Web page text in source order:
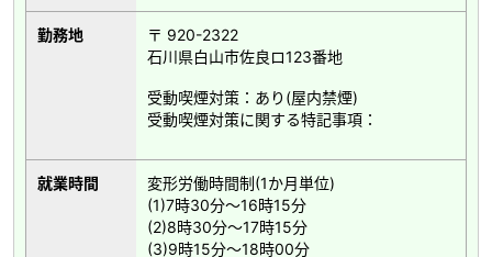
勤務地
〒 920-2322
石川県白山市佐良ロ123番地
受動喫煙対策：あり(屋内禁煙)
受動喫煙対策に関する特記事項：
就業時間
変形労働時間制(1か月単位)
(1)7時30分～16時15分
(2)8時30分～17時15分
(3)9時15分～18時00分